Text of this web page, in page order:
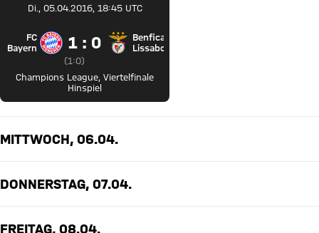
Di., 05.04.2016, 18:45 UTC
FC Bayern München gegen Benfica Lissabon
FC
Bayern
1 zu 0
1 : 0
(Zwischenergebnis:
1 zu 0 nach Erste Halbzeit
1:0)
Benfica
Lissabon
Champions League, Viertelfinale
Hinspiel
MITTWOCH, 06.04.
DONNERSTAG, 07.04.
FREITAG, 08.04.